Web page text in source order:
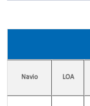
Navio LOA